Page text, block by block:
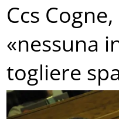
Ccs
«nessuna
togliere